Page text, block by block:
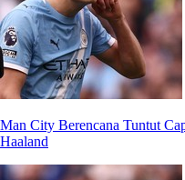
Man City Berencana Tuntut
Haaland